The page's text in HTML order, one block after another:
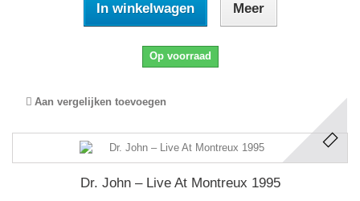
In winkelwagen Meer
Op voorraad
Aan vergelijken toevoegen
Dr. John ‎– Live At Montreux 1995